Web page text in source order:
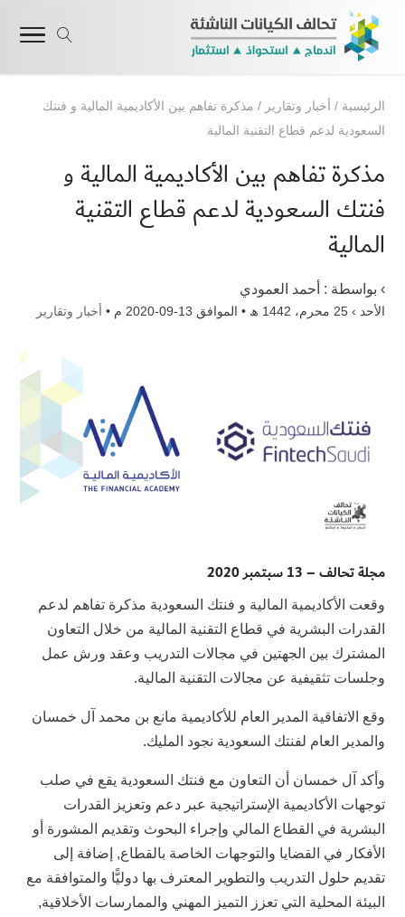
الرئيسية / أخبار وتقارير / مذكرة تفاهم بين الأكاديمية المالية و فنتك
السعودية لدعم قطاع التقنية المالية
مذكرة تفاهم بين الأكاديمية المالية و
فنتك السعودية لدعم قطاع التقنية
المالية
› بواسطة : أحمد العمودي
الأحد › 25 محرم، 1442 ھ • الموافق 13-09-2020 م • أخبار وتقارير
مجلة تحالف – 13 سبتمبر 2020
وقعت الأكاديمية المالية و فنتك السعودية مذكرة تفاهم لدعم
القدرات البشرية في قطاع التقنية المالية من خلال التعاون
المشترك بين الجهتين في مجالات التدريب وعقد ورش عمل
وجلسات تثقيفية عن مجالات التقنية المالية.
وقع الاتفاقية المدير العام للأكاديمية مانع بن محمد آل خمسان
والمدير العام لفنتك السعودية نجود المليك.
وأكد آل خمسان أن التعاون مع فنتك السعودية يقع في صلب
توجهات الأكاديمية الإستراتيجية عبر دعم وتعزيز القدرات
البشرية في القطاع المالي وإجراء البحوث وتقديم المشورة أو
الأفكار في القضايا والتوجهات الخاصة بالقطاع, إضافة إلى
تقديم حلول التدريب والتطوير المعترف بها دوليًّا والمتوافقة مع
البيئة المحلية التي تعزز التميز المهني والممارسات الأخلاقية,